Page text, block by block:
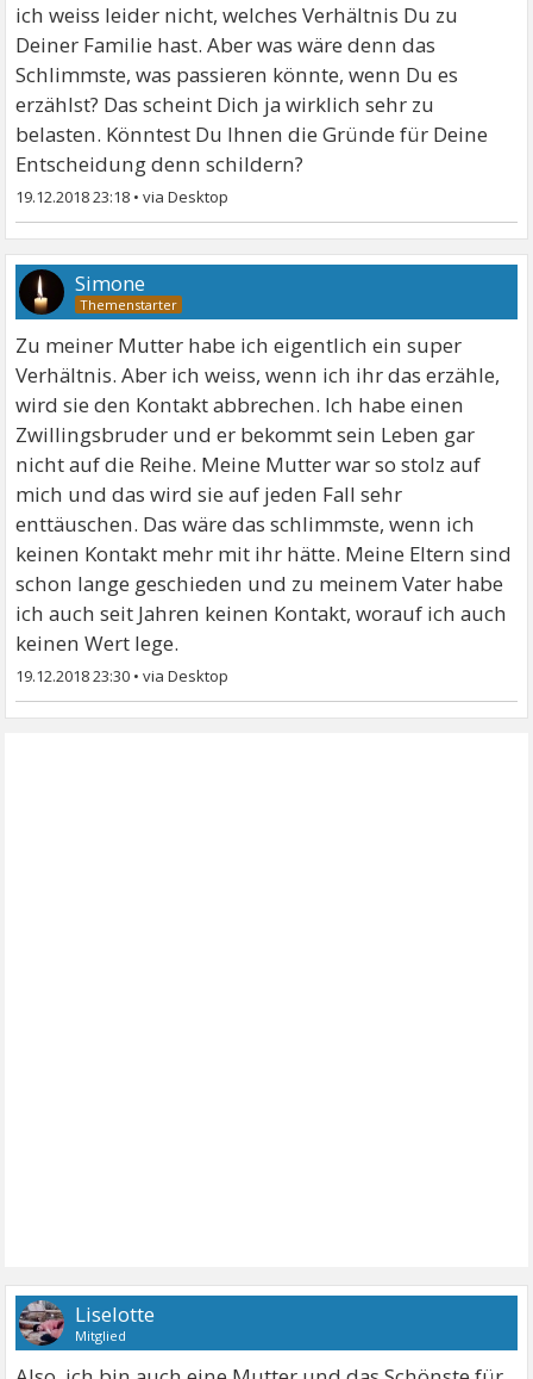
ich weiss leider nicht, welches Verhältnis Du zu
Deiner Familie hast. Aber was wäre denn das
Schlimmste, was passieren könnte, wenn Du es
erzählst? Das scheint Dich ja wirklich sehr zu
belasten. Könntest Du Ihnen die Gründe für Deine
Entscheidung denn schildern?
19.12.2018 23:18 •
Simone
Zu meiner Mutter habe ich eigentlich ein super
Verhältnis. Aber ich weiss, wenn ich ihr das erzähle,
wird sie den Kontakt abbrechen. Ich habe einen
Zwillingsbruder und er bekommt sein Leben gar
nicht auf die Reihe. Meine Mutter war so stolz auf
mich und das wird sie auf jeden Fall sehr
enttäuschen. Das wäre das schlimmste, wenn ich
keinen Kontakt mehr mit ihr hätte. Meine Eltern sind
schon lange geschieden und zu meinem Vater habe
ich auch seit Jahren keinen Kontakt, worauf ich auch
keinen Wert lege.
19.12.2018 23:30 •
Liselotte
Mitglied